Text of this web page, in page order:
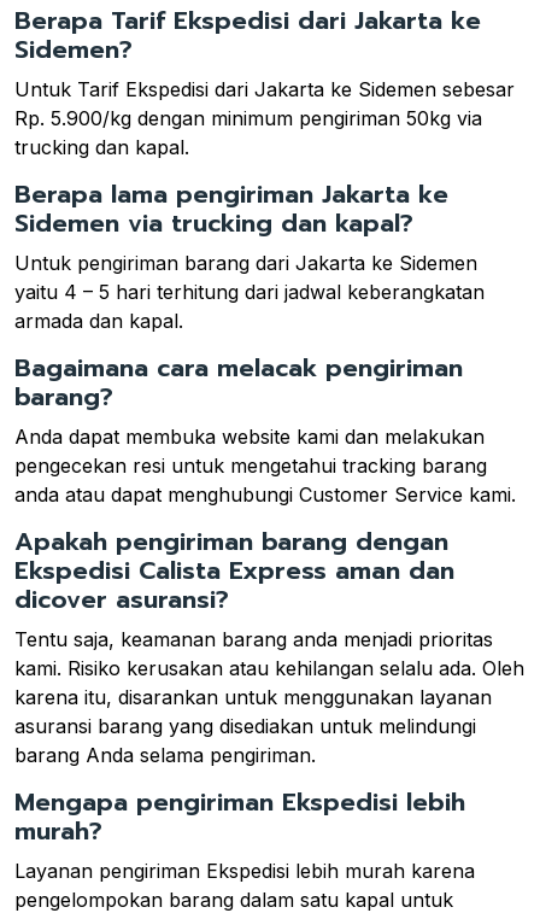
Berapa Tarif Ekspedisi dari Jakarta ke
Sidemen?
Untuk Tarif Ekspedisi dari Jakarta ke Sidemen sebesar
Rp. 5.900/kg dengan minimum pengiriman 50kg via
trucking dan kapal.
Berapa lama pengiriman Jakarta ke
Sidemen via trucking dan kapal?
Untuk pengiriman barang dari Jakarta ke Sidemen
yaitu 4 – 5 hari terhitung dari jadwal keberangkatan
armada dan kapal.
Bagaimana cara melacak pengiriman
barang?
Anda dapat membuka website kami dan melakukan
pengecekan resi untuk mengetahui tracking barang
anda atau dapat menghubungi Customer Service kami.
Apakah pengiriman barang dengan
Ekspedisi Calista Express aman dan
dicover asuransi?
Tentu saja, keamanan barang anda menjadi prioritas
kami. Risiko kerusakan atau kehilangan selalu ada. Oleh
karena itu, disarankan untuk menggunakan layanan
asuransi barang yang disediakan untuk melindungi
barang Anda selama pengiriman.
Mengapa pengiriman Ekspedisi lebih
murah?
Layanan pengiriman Ekspedisi lebih murah karena
pengelompokan barang dalam satu kapal untuk